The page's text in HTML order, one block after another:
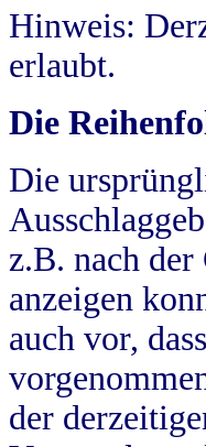
Hinweis:
erlaubt.
Die
Die
z.B. nach
anzeigen
auch vor,
der